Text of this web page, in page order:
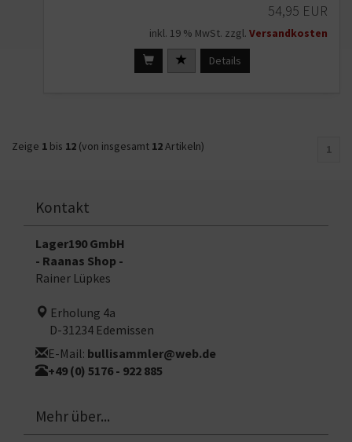
54,95 EUR
inkl. 19 % MwSt. zzgl. Versandkosten
Details
Zeige 1 bis 12 (von insgesamt 12Artikeln) 1
Kontakt
Lager190 GmbH
- Raanas Shop -
Rainer Lüpkes
Erholung 4a
D-31234 Edemissen
E-Mail: bullisammler@web.de
+49 (0) 5176 - 922 885
Mehr über...